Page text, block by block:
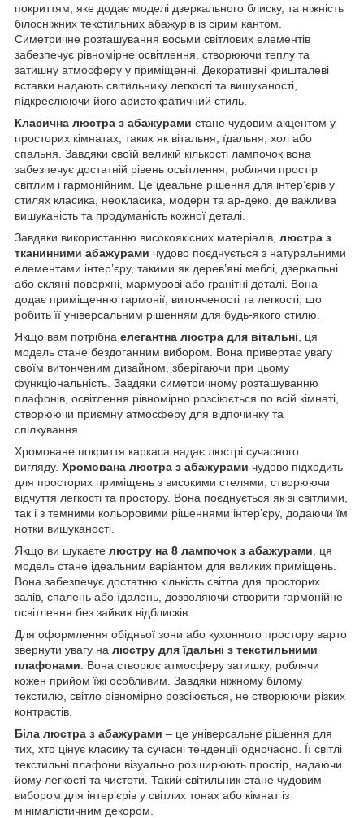
покриттям, яке додає моделі дзеркального блиску, та ніжність
білосніжних текстильних абажурів із сірим кантом.
Симетричне розташування восьми світлових елементів
забезпечує рівномірне освітлення, створюючи теплу та
затишну атмосферу у приміщенні. Декоративні кришталеві
вставки надають світильнику легкості та вишуканості,
підкреслюючи його аристократичний стиль.
Класична люстра з абажурами стане чудовим акцентом у
просторих кімнатах, таких як вітальня, їдальня, хол або
спальня. Завдяки своїй великій кількості лампочок вона
забезпечує достатній рівень освітлення, роблячи простір
світлим і гармонійним. Це ідеальне рішення для інтер’єрів у
стилях класика, неокласика, модерн та ар-деко, де важлива
вишуканість та продуманість кожної деталі.
Завдяки використанню високоякісних матеріалів, люстра з
тканинними абажурами чудово поєднується з натуральними
елементами інтер’єру, такими як дерев’яні меблі, дзеркальні
або скляні поверхні, мармурові або гранітні деталі. Вона
додає приміщенню гармонії, витонченості та легкості, що
робить її універсальним рішенням для будь-якого стилю.
Якщо вам потрібна елегантна люстра для вітальні , ця
модель стане бездоганним вибором. Вона привертає увагу
своїм витонченим дизайном, зберігаючи при цьому
функціональність. Завдяки симетричному розташуванню
плафонів, освітлення рівномірно розсіюється по всій кімнаті,
створюючи приємну атмосферу для відпочинку та
спілкування.
Хромоване покриття каркаса надає люстрі сучасного
вигляду. Хромована люстра з абажурами чудово підходить
для просторих приміщень з високими стелями, створюючи
відчуття легкості та простору. Вона поєднується як зі світлими,
так і з темними кольоровими рішеннями інтер’єру, додаючи їм
нотки вишуканості.
Якщо ви шукаєте люстру на 8 лампочок з абажурами , ця
модель стане ідеальним варіантом для великих приміщень.
Вона забезпечує достатню кількість світла для просторих
залів, спалень або їдалень, дозволяючи створити гармонійне
освітлення без зайвих відблисків.
Для оформлення обідньої зони або кухонного простору варто
звернути увагу на люстру для їдальні з текстильними
плафонами . Вона створює атмосферу затишку, роблячи
кожен прийом їжі особливим. Завдяки ніжному білому
текстилю, світло рівномірно розсіюється, не створюючи різких
контрастів.
Біла люстра з абажурами – це універсальне рішення для
тих, хто цінує класику та сучасні тенденції одночасно. Її світлі
текстильні плафони візуально розширюють простір, надаючи
йому легкості та чистоти. Такий світильник стане чудовим
вибором для інтер’єрів у світлих тонах або кімнат із
мінімалістичним декором.